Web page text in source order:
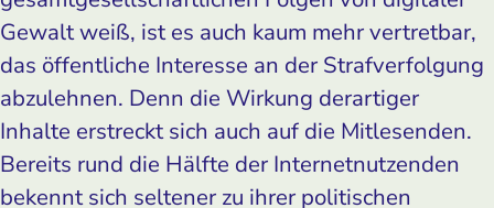
Gewalt weiß, ist es auch kaum mehr vertretbar,
das öffentliche Interesse an der Strafverfolgung
abzulehnen. Denn die Wirkung derartiger
Inhalte erstreckt sich auch auf die Mitlesenden.
Bereits rund die Hälfte der Internetnutzenden
bekennt sich seltener zu ihrer politischen